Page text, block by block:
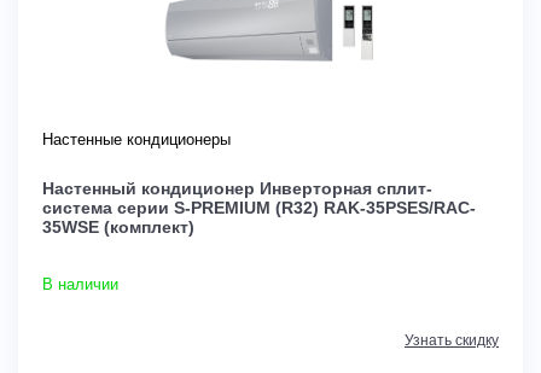
Настенные кондиционеры
Настенный кондиционер Инверторная сплит-
система серии S-PREMIUM (R32) RAK-35PSES/RAC-
35WSE (комплект)
В наличии
Узнать скидку